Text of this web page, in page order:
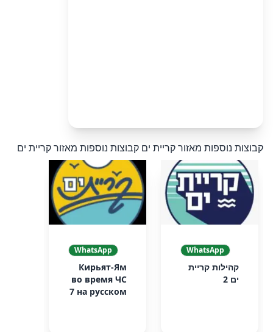
קבוצות נוספות מאזור קריית ים קבוצות נוספות מאזור קריית ים
WhatsApp
קהילות קריית
ים 2
WhatsApp
Кирьят-Ям
во время ЧС
7 на русском